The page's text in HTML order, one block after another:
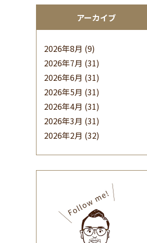
アーカイブ
2026年8月 (9)
2026年7月 (31)
2026年6月 (31)
2026年5月 (31)
2026年4月 (31)
2026年3月 (31)
2026年2月 (32)
(32)
2025年9月(30)
2025年8月(31)
2025年7月(37)